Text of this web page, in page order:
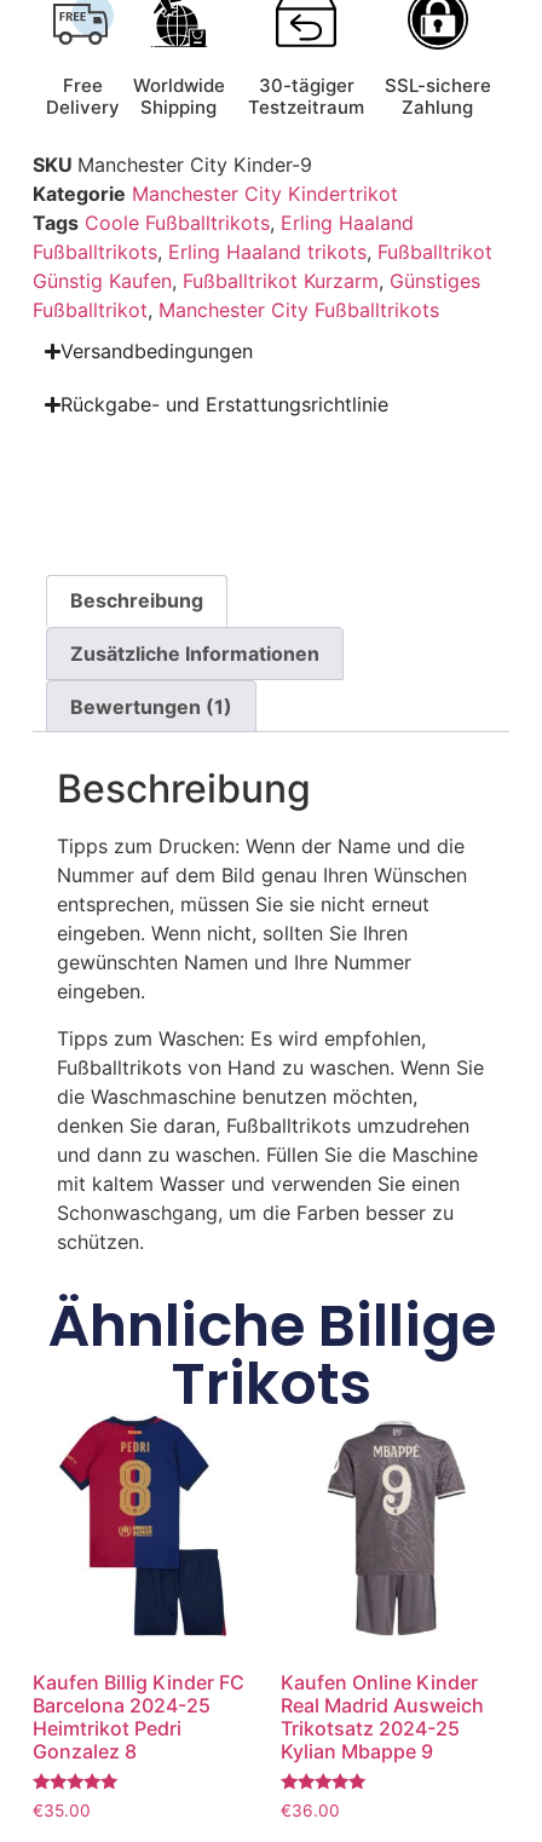
Free
Delivery
Worldwide
Shipping
30-tägiger
Testzeitraum
SSL-sichere
Zahlung
SKU Manchester City Kinder-9
Kategorie Manchester City Kindertrikot
Tags Coole Fußballtrikots, Erling Haaland
Fußballtrikots, Erling Haaland trikots, Fußballtrikot
Günstig Kaufen, Fußballtrikot Kurzarm, Günstiges
Fußballtrikot, Manchester City Fußballtrikots
Versandbedingungen
Rückgabe- und Erstattungsrichtlinie
Beschreibung
Zusätzliche Informationen
Bewertungen (1)
Beschreibung
Tipps zum Drucken: Wenn der Name und die
Nummer auf dem Bild genau Ihren Wünschen
entsprechen, müssen Sie sie nicht erneut
eingeben. Wenn nicht, sollten Sie Ihren
gewünschten Namen und Ihre Nummer
eingeben.
Tipps zum Waschen: Es wird empfohlen,
Fußballtrikots von Hand zu waschen. Wenn Sie
die Waschmaschine benutzen möchten,
denken Sie daran, Fußballtrikots umzudrehen
und dann zu waschen. Füllen Sie die Maschine
mit kaltem Wasser und verwenden Sie einen
Schonwaschgang, um die Farben besser zu
schützen.
Ähnliche Billige
Trikots
Kaufen Billig Kinder FC
Barcelona 2024-25
Heimtrikot Pedri
Gonzalez 8
Bewertet
mit
€35.00
Kaufen Online Kinder
Real Madrid Ausweich
Trikotsatz 2024-25
Kylian Mbappe 9
Bewertet
mit
€36.00